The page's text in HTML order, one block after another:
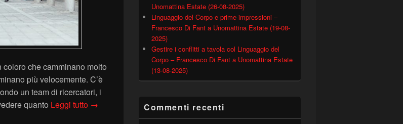
che camminano molto
più velocemente. C’è
un team di ricercatori, i
quanto Leggi tutto La personalità del modo di camminare – David Matsumoto
→
Unomattina Estate (26-08-2025)
Linguaggio del Corpo e prime impressioni –
Francesco Di Fant a Unomattina Estate (19-08-
2025)
Gestire i conflitti a tavola col Linguaggio del
Corpo – Francesco Di Fant a Unomattina Estate
(13-08-2025)
Commenti recenti